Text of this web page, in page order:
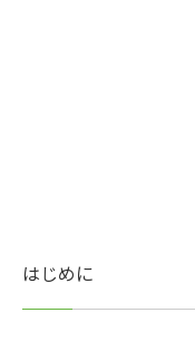
はじめに